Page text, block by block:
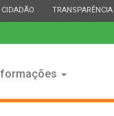
ESTADO
TRANSPARÊNCIA